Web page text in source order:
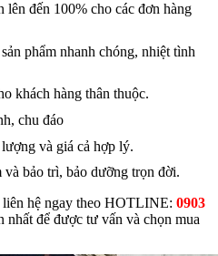
đến 100% cho các đơn hàng
phẩm nhanh chóng, nhiệt tình
khách hàng thân thuộc.
chu đáo
và giá cả hợp lý.
và bảo trì, bảo dưỡng trọn đời.
hệ ngay theo HOTLINE: 0903
nhất để được tư vấn và chọn mua